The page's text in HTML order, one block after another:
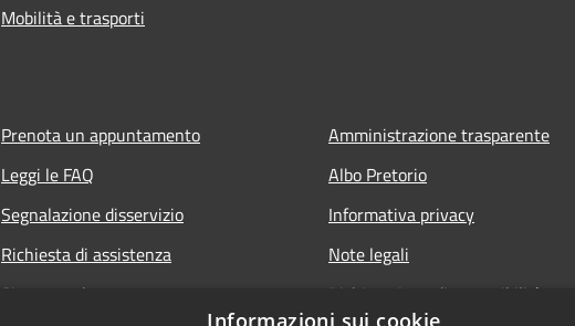
Mobilità e trasporti
Prenota un appuntamento
Leggi le FAQ
Segnalazione disservizio
Richiesta di assistenza
Sito precedente
Amministrazione trasparente
Albo Pretorio
Informativa privacy
Note legali
Dichiarazione di accessibilità
Informazioni sui cookie